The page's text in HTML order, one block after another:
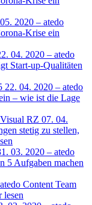
2020 – atedo
Krise ein
04. 2020 – atedo
Start-up-Qualitäten
22. 04. 2020 – atedo
– wie ist die Lage
07. 04.
stetig zu stellen,
03. 2020 – atedo
5 Aufgaben machen
Content Team
lesen